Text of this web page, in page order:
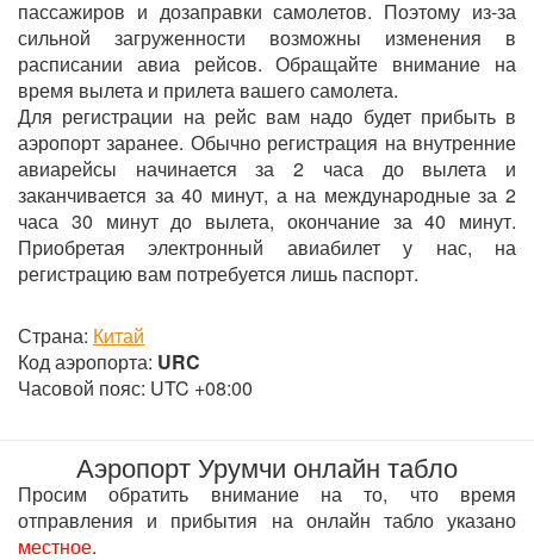
пассажиров и дозаправки самолетов. Поэтому из-за
сильной загруженности возможны изменения в
расписании авиа рейсов. Обращайте внимание на
время вылета и прилета вашего самолета.
Для регистрации на рейс вам надо будет прибыть в
аэропорт заранее. Обычно регистрация на внутренние
авиарейсы начинается за 2 часа до вылета и
заканчивается за 40 минут, а на международные за 2
часа 30 минут до вылета, окончание за 40 минут.
Приобретая электронный авиабилет у нас, на
регистрацию вам потребуется лишь паспорт.
Страна: Китай
Код аэропорта: URC
Часовой пояс: UTC +08:00
Аэропорт Урумчи онлайн табло
Просим обратить внимание на то, что время
отправления и прибытия на онлайн табло указано
местное.